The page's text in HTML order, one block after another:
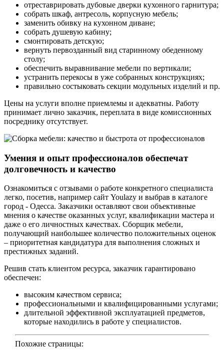
отреставрировать дубовые дверки кухонного гарнитура;
собрать шкаф, антресоль, корпусную мебель;
заменить обивку на кухонном диване;
собрать душевую кабину;
смонтировать детскую;
вернуть первозданный вид старинному обеденному
столу;
обеспечить выравнивание мебели по вертикали;
устранить перекосы в уже собранных конструкциях;
правильно состыковать секции модульных изделий и пр.
Цены на услуги вполне приемлемы и адекватны. Работу
принимает лично заказчик, переплата в виде комиссионных
посреднику отсутствует.
Умения и опыт профессионалов обеспечат
долговечность и качество
Ознакомиться с отзывами о работе конкретного специалиста
легко, посетив, например сайт Youlazy и выбрав в каталоге
город - Одесса. Заказчики оставляют свои объективные
мнения о качестве оказанных услуг, квалификации мастера и
даже о его личностных качествах. Сборщик мебели,
получающий наибольшее количество положительных оценок
– приоритетная кандидатура для выполнения сложных и
престижных заданий.
Решив стать клиентом ресурса, заказчик гарантировано
обеспечен:
высоким качеством сервиса;
профессиональными и квалифицированными услугами;
длительной эффективной эксплуатацией предметов,
которые находились в работе у специалистов.
Похожие страницы: